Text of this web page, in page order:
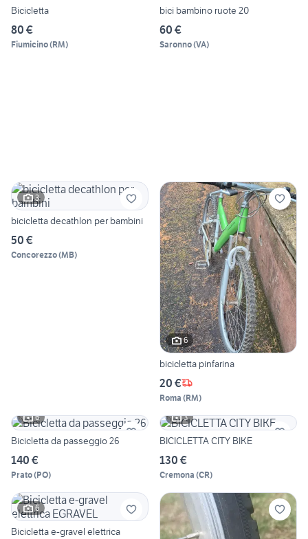
Bicicletta
80 €
Fiumicino(RM)
bici bambino ruote 20
60 €
Saronno(VA)
3
bicicletta decathlon per bambini
50 €
Concorezzo(MB)
6
bicicletta pinfarina
20 €
Roma (RM)
6
Bicicletta da passeggio 26
140 €
Prato(PO)
3
BICICLETTA CITY BIKE
130 €
Cremona (CR)
6
Bicicletta e-gravel elettrica